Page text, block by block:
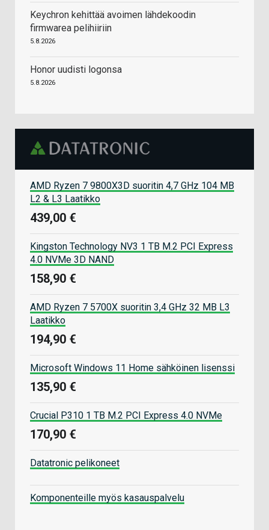
Keychron kehittää avoimen lähdekoodin
firmwarea pelihiiriin
5.8.2026
Honor uudisti logonsa
5.8.2026
AMD Ryzen 7 9800X3D suoritin 4,7 GHz 104 MB
L2 & L3 Laatikko
439,00 €
Kingston Technology NV3 1 TB M.2 PCI Express
4.0 NVMe 3D NAND
158,90 €
AMD Ryzen 7 5700X suoritin 3,4 GHz 32 MB L3
Laatikko
194,90 €
Microsoft Windows 11 Home sähköinen lisenssi
135,90 €
Crucial P310 1 TB M.2 PCI Express 4.0 NVMe
170,90 €
Datatronic pelikoneet
Komponenteille myös kasauspalvelu